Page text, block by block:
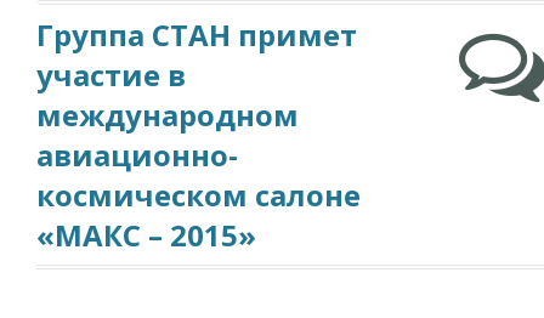
Группа СТАН примет
участие в
международном
авиационно-
космическом салоне
«МАКС – 2015»